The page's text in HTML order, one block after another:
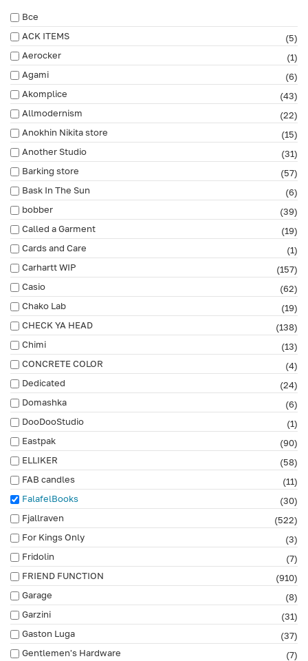
Все
ACK ITEMS
(5)
Aerocker
(1)
Agami
(6)
Akomplice
(43)
Allmodernism
(22)
Anokhin Nikita store
(15)
Another Studio
(31)
Barking store
(57)
Bask In The Sun
(6)
bobber
(39)
Called a Garment
(19)
Cards and Care
(1)
Carhartt WIP
(157)
Casio
(62)
Chako Lab
(19)
CHECK YA HEAD
(138)
Chimi
(13)
CONCRETE COLOR
(4)
Dedicated
(24)
Domashka
(6)
DooDooStudio
(1)
Eastpak
(90)
ELLIKER
(58)
FAB сandles
(11)
FalafelBooks
(30)
Fjallraven
(522)
For Kings Only
(3)
Fridolin
(7)
FRIEND FUNCTION
(910)
Garage
(8)
Garzini
(31)
Gaston Luga
(37)
Gentlemen's Hardware
(7)